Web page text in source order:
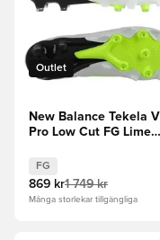
Outlet
New Balance Tekela
Pro Low Cut FG Lime
FG
869 kr1 749 kr
Många storlekar tillgängliga